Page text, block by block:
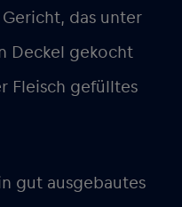
das unter
Deckel gekocht
Fleisch gefülltes
gut ausgebautes